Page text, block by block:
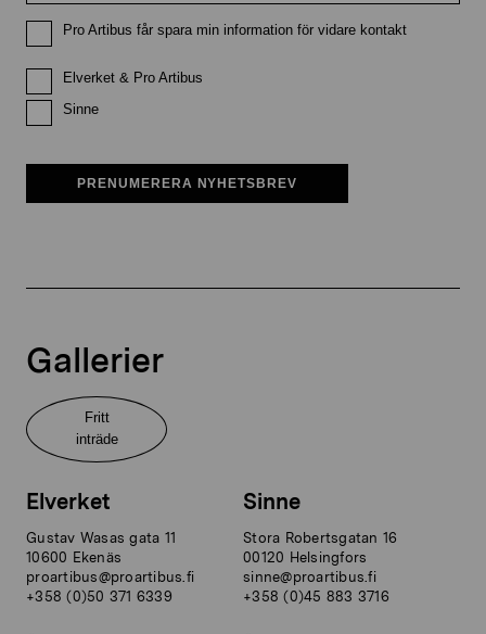
Pro Artibus får spara min information för vidare kontakt
Elverket & Pro Artibus
Sinne
PRENUMERERA NYHETSBREV
Gallerier
Fritt
inträde
Elverket
Gustav Wasas gata 11
10600 Ekenäs
proartibus@proartibus.fi
+358 (0)50 371 6339
Sinne
Stora Robertsgatan 16
00120 Helsingfors
sinne@proartibus.fi
+358 (0)45 883 3716